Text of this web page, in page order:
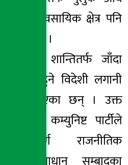
र अब व्यावसायिक क्षेत्र पनि
बताए ।
देश शान्तितर्फ जाँदा
सिर्जना हुने विदेशी लगानी
बताएका छन् । उक्त
नेपाल कम्युनिष्ट पार्टीले
सम्पूर्ण राजनीतिक